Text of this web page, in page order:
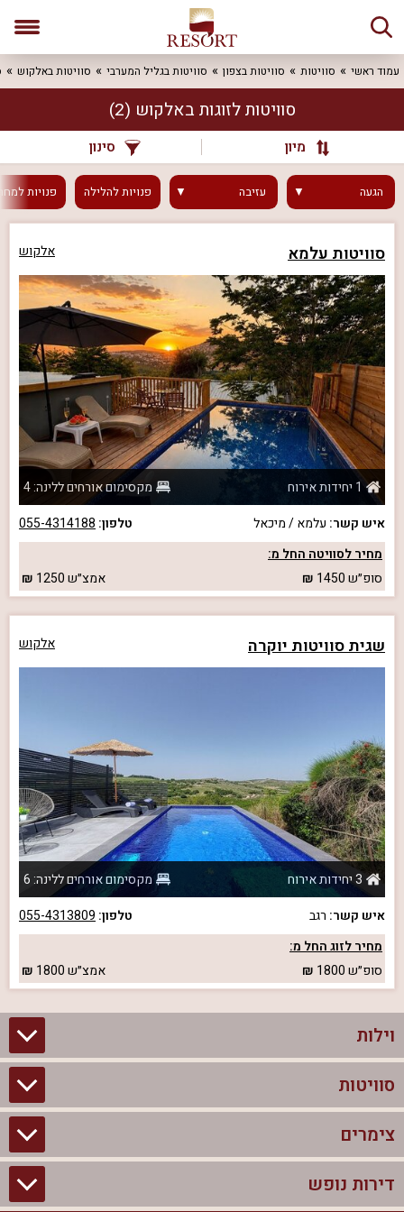
עמוד ראשי סוויטות סוויטות בצפון סוויטות בגליל המערבי סוויטות באלקוש
סוויטות לזוגות באלקוש (2)
מיון סינון
הגעה עזיבה פנויותלהלילה פנויות
סוויטות עלמא אלקוש
1 יחידות אירוח
מקסימום אורחים ללינה: 4
איש קשר: עלמא / מיכאל טלפון: 055-4314188
מחיר לסוויטה החל מ:
סופ״ש1450 אמצ״ש1250
שגית סוויטות יוקרה אלקוש
3 יחידות אירוח
מקסימום אורחים ללינה: 6
איש קשר: רגב טלפון: 055-4313809
מחיר לזוג החל מ:
סופ״ש1800 אמצ״ש1800
וילות
וילות בצפון
וילות להשכרה
סוויטות
סוויטות בצפון
צימרים לזוגות עם בריכה פרטית
צימרים
צימרים בצפון
דירות נופש